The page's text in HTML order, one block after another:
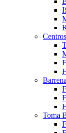
Toma